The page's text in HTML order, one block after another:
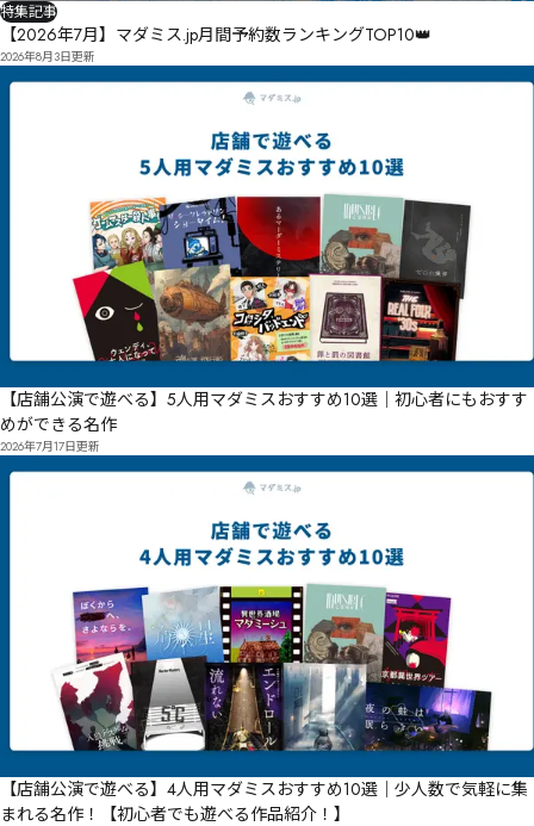
特集記事
【2026年7月】マダミス.jp月間予約数ランキングTOP10👑
2026年8月3日更新
【店舗公演で遊べる】5人用マダミスおすすめ10選｜初心者にもおすす
めができる名作
2026年7月17日更新
【店舗公演で遊べる】4人用マダミスおすすめ10選｜少人数で気軽に集
まれる名作！【初心者でも遊べる作品紹介！】